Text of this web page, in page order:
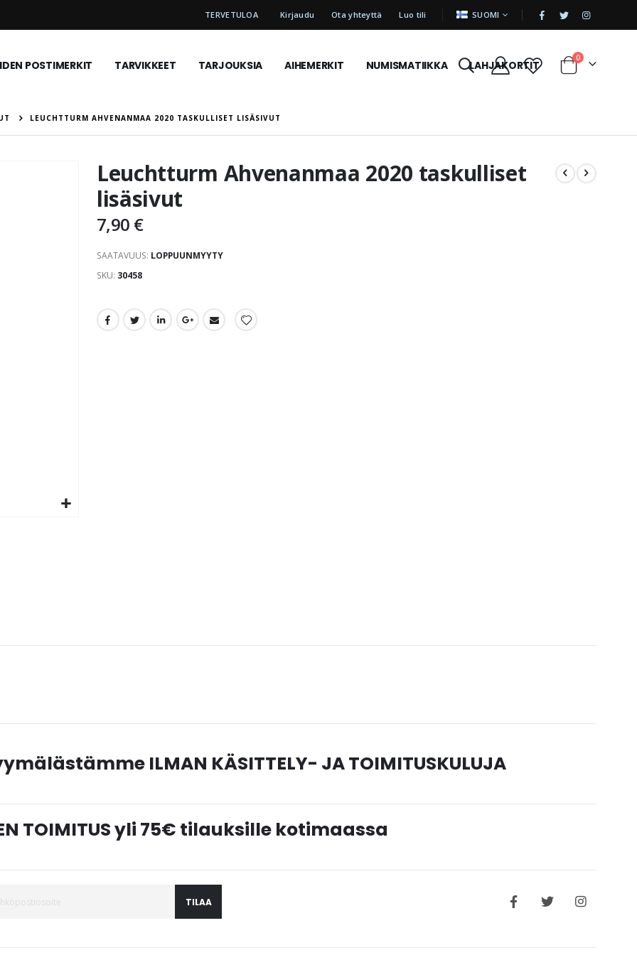
TERVETULOA Kirjaudu Ota yhteyttä Luo tili KIELI SUOMI |
POSTIMERKIT TARVIKKEET TARJOUKSIA AIHEMERKIT NUMISMATIIKKA LAHJAKORTIT Cart
0tuotetta
LEUCHTTURM AHVENANMAA 2020 TASKULLISET LISÄSIVUT
Leuchtturm Ahvenanmaa 2020 taskulliset
lisäsivut
7,90 €
SAATAVUUS: LOPPUUNMYYTY
SKU 30458
ILMAN KÄSITTELY- JA TOIMITUSKULUJA
TOIMITUS yli 75€ tilauksille kotimaassa
TILAA